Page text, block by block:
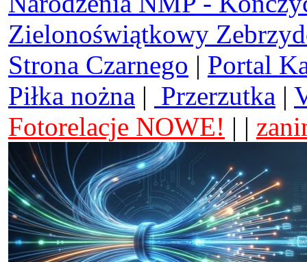
Zielonoświątkowy
Strona Czarnego | Portal
Piłka nożna | Przerzutka |
Fotorelacje NOWE! | |